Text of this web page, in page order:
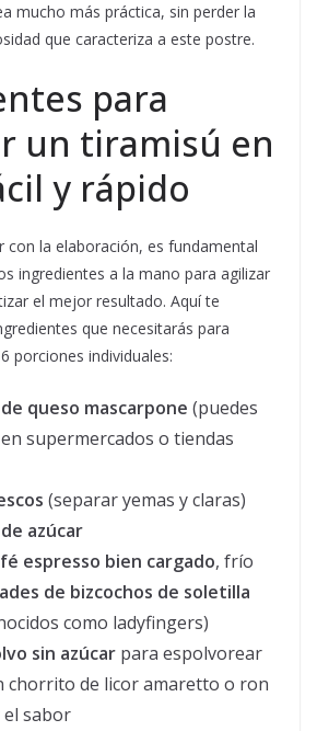
mucho más práctica, sin perder la
que caracteriza a este postre.
para
un tiramisú en
y rápido
con la elaboración, es fundamental
ingredientes a la mano para agilizar
el mejor resultado. Aquí te
que necesitarás para
porciones individuales:
queso mascarpone (puedes
supermercados o tiendas
(separar yemas y claras)
azúcar
espresso bien cargado, frío
de bizcochos de soletilla
como ladyfingers)
sin azúcar para espolvorear
chorrito de licor amaretto o ron
sabor